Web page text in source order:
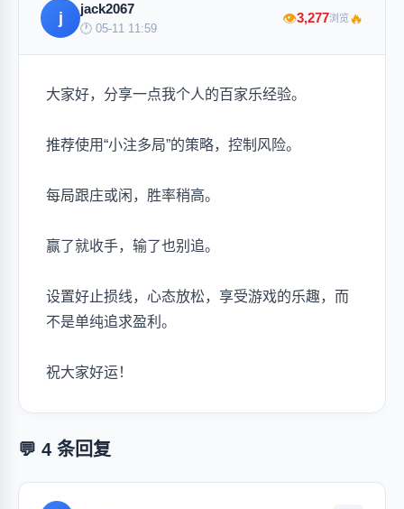
j
jack2067
🕐 05-11 11:59
👁3,277浏览🔥
大家好，分享一点我个人的百家乐经验。
推荐使用“小注多局”的策略，控制风险。
每局跟庄或闲，胜率稍高。
赢了就收手，输了也别追。
设置好止损线，心态放松，享受游戏的乐趣，而
不是单纯追求盈利。
祝大家好运！
💬 4 条回复